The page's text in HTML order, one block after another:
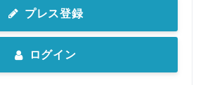
プレス登録
ログイン